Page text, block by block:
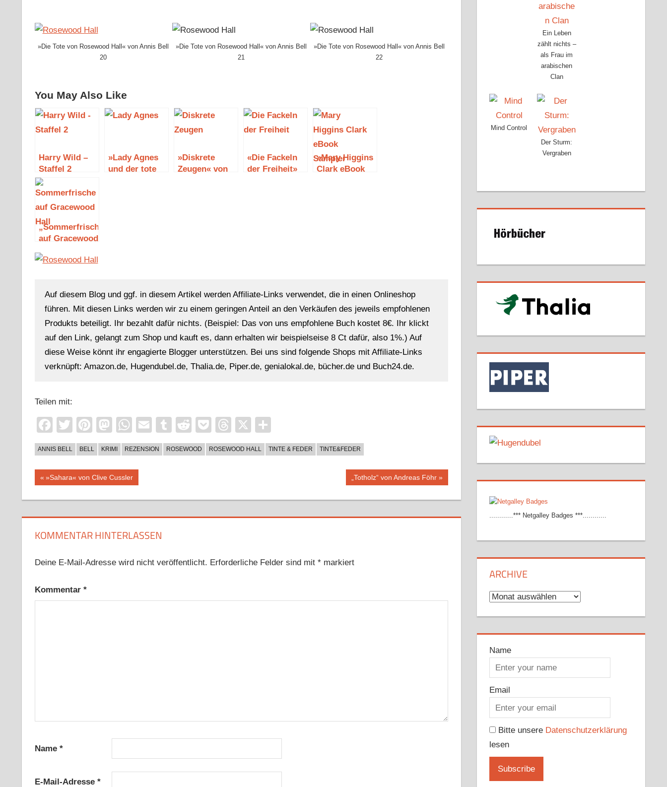
»Die Tote von Rosewood Hall« von Annis Bell
20
»Die Tote von Rosewood Hall« von Annis Bell
21
»Die Tote von Rosewood Hall« von Annis Bell
22
You May Also Like
Harry Wild –
Staffel 2
»Lady Agnes
und der tote
»Diskrete
Zeugen« von
«Die Fackeln
der Freiheit»
»Mary Higgins
Clark eBook
„Sommerfrische
auf Gracewood
Sandra Rehle
Auf diesem Blog und ggf. in diesem Artikel werden Affiliate-Links verwendet, die in einen Onlineshop
führen. Mit diesen Links werden wir zu einem geringen Anteil an den Verkäufen des jeweils empfohlenen
Produkts beteiligt. Ihr bezahlt dafür nichts. (Beispiel: Das von uns empfohlene Buch kostet 8€. Ihr klickt
auf den Link, gelangt zum Shop und kauft es, dann erhalten wir beispielseise 8 Ct dafür, also 1%.) Auf
diese Weise könnt ihr engagierte Blogger unterstützen. Bei uns sind folgende Shops mit Affiliate-Links
verknüpft: Amazon.de, Hugendubel.de, Thalia.de, Piper.de, genialokal.de, bücher.de und Buch24.de.
Teilen mit:
Facebook
TwitterPinterest
Mastodon
WhatsApp
EmailTumblr
RedditPocketThreads
X
ANNIS BELL BELL KRIMI REZENSION ROSEWOOD ROSEWOOD HALL TINTE & FEDER TINTE&FEDER
Beitragsnavigation
Vorheriger
»Sahara« von Clive Cussler
Nächster
„Totholz“ von Andreas Föhr
KOMMENTAR HINTERLASSEN
Deine E-Mail-Adresse wird nicht veröffentlicht. Erforderliche Felder sind mit *markiert
Kommentar *
Name *
E-Mail-Adresse *
Ein Leben
zählt nichts –
als Frau im
arabischen
Clan
Mind Control
Der Sturm:
Vergraben
............*** Netgalley Badges ***............
ARCHIVE
Archive
Name
Email
Bitte unsere Datenschutzerklärung
lesen